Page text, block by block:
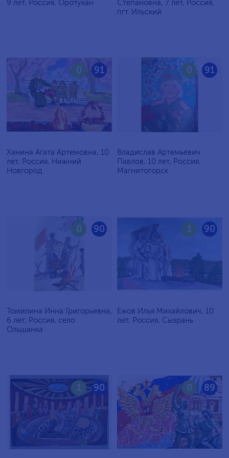
9 лет, Россия, Оротукан
Степановна, 7 лет, Россия,
пгт. Ильский
91
0
Ханина Агата Артемовна, 10
лет, Россия, Нижний
Новгород
91
0
Владислав Артемьевич
Павлов, 10 лет, Россия,
Магнитогорск
90
0
Томилина Инна Григорьевна,
6 лет, Россия, село
Ольшанка
90
1
Ежов Илья Михайлович, 10
лет, Россия, Сызрань
90
1 89
0